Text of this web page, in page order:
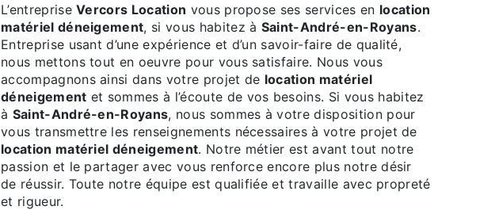
L’entrepriseVercors Location vous propose ses services en location
matériel déneigement, si vous habitez à Saint-André-en-Royans.
Entreprise usant d’une expérience et d’un savoir-faire de qualité,
nous mettons tout en oeuvre pour vous satisfaire. Nous vous
accompagnons ainsi dans votre projet de location matériel
déneigement et sommes à l’écoute de vos besoins. Si vous habitez
à Saint-André-en-Royans, nous sommes à votre disposition pour
vous transmettre les renseignements nécessaires à votre projet de
location matériel déneigement. Notre métier est avant tout notre
passion et le partager avec vous renforce encore plus notre désir
de réussir. Toute notre équipe est qualifiée et travaille avec propreté
et rigueur.